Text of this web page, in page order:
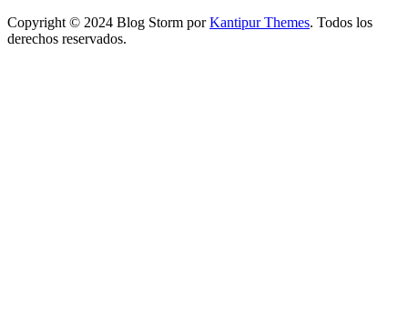
Copyright © 2024 Blog Storm porKantipur Themes. Todos los
derechos reservados.